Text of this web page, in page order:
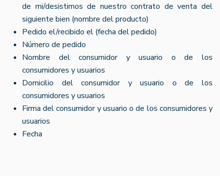
de mi/desistimos de nuestro contrato de venta del
siguiente bien (nombre del producto)
Pedido el/recibido el (fecha del pedido)
Número de pedido
Nombre del consumidor y usuario o de los
consumidores y usuarios
Domicilio del consumidor y usuario o de los
consumidores y usuarios
Firma del consumidor y usuario o de los consumidores y
usuarios
Fecha